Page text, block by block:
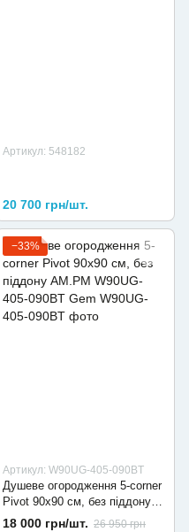
Артикул: 548182
20 700 грн/шт.
−33%
Артикул: W90UG-405-090BT
Душеве огородження 5-corner
Pivot 90x90 см, без піддону
AM.PM W90UG-405-090BT
18 000 грн/шт. 26 950 грн